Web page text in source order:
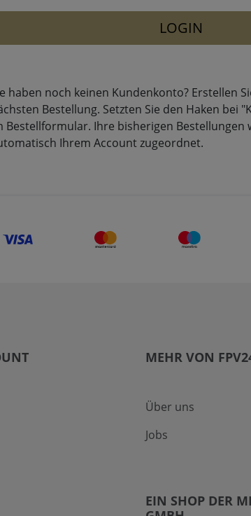
LOGIN
haben noch keinen Kundenkonto? Erstellen
Bestellung. Setzten Sie den Haken bei
Bestellformular. Ihre bisherigen Bestellungen
Ihrem Account zugeordnet.
MEHR VON
Über uns
Jobs
EIN SHOP DER